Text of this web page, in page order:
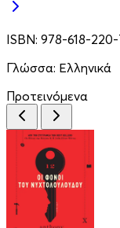
ISBN: 978-618-
Γλώσσα: Ελληνικά
Προτεινόμενα